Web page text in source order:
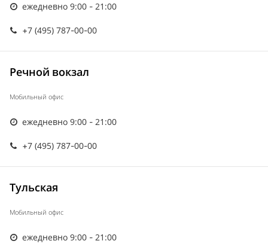
ежедневно 9:00 - 21:00
+7 (495) 787-00-00
Речной вокзал
Мобильный офис
ежедневно 9:00 - 21:00
+7 (495) 787-00-00
Тульская
Мобильный офис
ежедневно 9:00 - 21:00